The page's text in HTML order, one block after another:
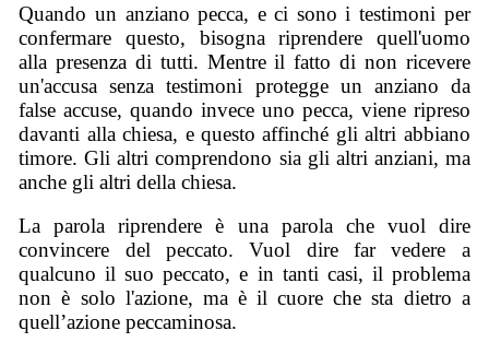
Quando un anziano pecca, e ci sono i testimoni per
confermare questo, bisogna riprendere quell'uomo
alla presenza di tutti. Mentre il fatto di non ricevere
un'accusa senza testimoni protegge un anziano da
false accuse, quando invece uno pecca, viene ripreso
davanti alla chiesa, e questo affinché gli altri abbiano
timore. Gli altri comprendono sia gli altri anziani, ma
anche gli altri della chiesa.
La parola riprendere è una parola che vuol dire
convincere del peccato. Vuol dire far vedere a
qualcuno il suo peccato, e in tanti casi, il problema
non è solo l'azione, ma è il cuore che sta dietro a
quell’azione peccaminosa.